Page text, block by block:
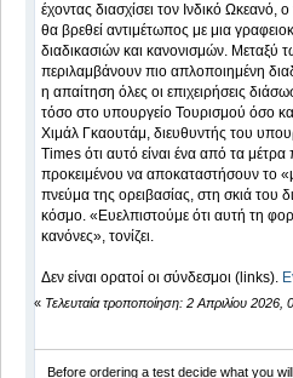
έχοντας διασχίσει τον Ινδικό
θα βρεθεί αντιμέτωπος με μια
διαδικασιών και κανονισμών. Μεταξύ
περιλαμβάνουν πιο απλοποιημένη
η απαίτηση όλες οι επιχειρήσεις
τόσο στο υπουργείο Τουρισμού όσο
Χιμάλ Γκαουτάμ, διευθυντής του
Times ότι αυτό είναι ένα από τα μέτρα
προκειμένου να αποκαταστήσουν το
πνεύμα της ορειβασίας, στη σκιά του
κόσμο. «Ευελπιστούμε ότι αυτή τη
κανόνες», τονίζει.
Δεν είναι ορατοί οι σύνδεσμοι (links).
« Τελευταία τροποποίηση: 2 Απριλίου
Before ordering a test decide what you